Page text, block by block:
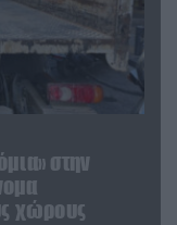
στην
χώρους